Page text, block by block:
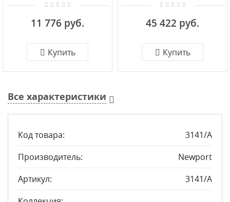
11 776 руб.
Купить
45 422 руб.
Купить
Все характеристики
Код товара:
3141/A
Производитель:
Newport
Артикул:
3141/A